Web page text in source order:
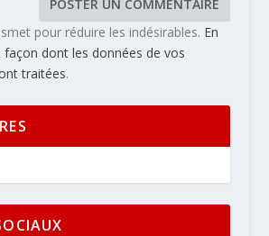
pour réduire les indésirables. En
façon dont les données de vos
traitées.